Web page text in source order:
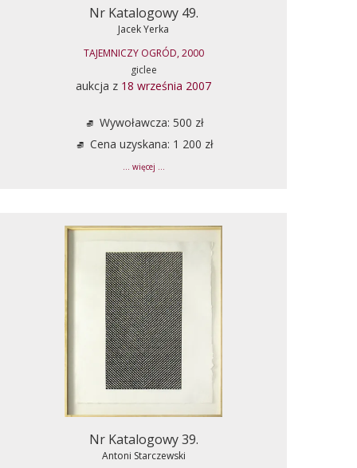
Nr Katalogowy 49.
Jacek Yerka
TAJEMNICZY OGRÓD, 2000
giclee
aukcja z 18 września 2007
Wywoławcza: 500 zł
Cena uzyskana: 1 200 zł
... więcej ...
Nr Katalogowy 39.
Antoni Starczewski